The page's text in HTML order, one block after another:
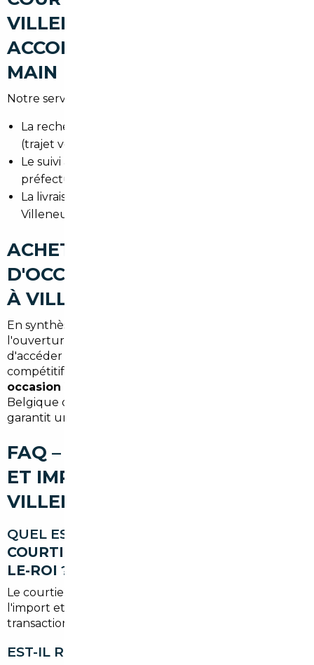
VILLENEUVE-LE-ROI : UN
ACCOMPAGNEMENT CLÉ EN
MAIN
Notre service prend en charge :
La recherche personnalisée selon votre usage
(trajet vers Paris, kit famille, faible consommation).
Le suivi administratif, y compris le quitus fiscal et la
préfecture.
La livraison ou la remise en main propre à
Villeneuve-le-Roi et ses environs.
ACHETER UNE VOITURE
D'OCCASION AU MEILLEUR PRIX
À VILLENEUVE-LE-ROI
En synthèse, combiner l'expertise d'un courtier et
l'ouverture aux marchés européens permet
d'accéder à des véhicules mieux équipés à des tarifs
compétitifs. Que vous recherchiez une
occasion Villeneuve-le-Roi
Belgique ou ailleurs, l'accompagnement local
garantit un achat serein et optimisé.
FAQ – COURTIER AUTOMOBILE
ET IMPORT DE VOITURE À
VILLENEUVE-LE-ROI
QUEL EST LE RÔLE EXACT D'UN
COURTIER AUTOMOBILE VILLENEUVE-
LE-ROI ?
Le courtier recherche, vérifie, négocie et organise
l'import et l'immatriculation du véhicule. Il sécurise la
transaction et réduit les démarches pour l'acheteur.
EST-IL RENTABLE D'IMPORTER UNE